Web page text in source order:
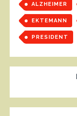
ALZHEIMER
EKTEMANN
PRESIDENT